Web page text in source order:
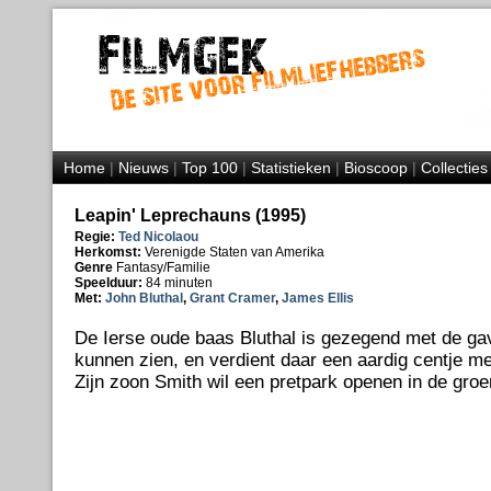
Home|Nieuws|Top 100|Statistieken|Bioscoop|Collecties
Leapin' Leprechauns (1995)
Regie: Ted Nicolaou
Herkomst: Verenigde Staten van Amerika
Genre Fantasy/Familie
Speelduur: 84 minuten
Met: John Bluthal , Grant Cramer, James Ellis
De Ierse oude baas Bluthal is gezegend met de
kunnen zien, en verdient daar een aardig centje
Zijn zoon Smith wil een pretpark openen in de